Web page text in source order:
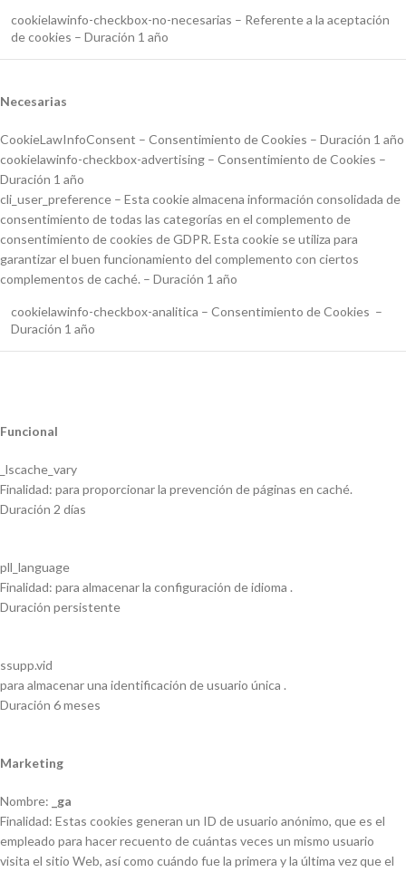
cookielawinfo-checkbox-no-necesarias – Referente a la aceptación
de cookies – Duración 1 año
Necesarias
CookieLawInfoConsent – Consentimiento de Cookies – Duración 1 año
cookielawinfo-checkbox-advertising – Consentimiento de Cookies –
Duración 1 año
cli_user_preference – Esta cookie almacena información consolidada de
consentimiento de todas las categorías en el complemento de
consentimiento de cookies de GDPR. Esta cookie se utiliza para
garantizar el buen funcionamiento del complemento con ciertos
complementos de caché. – Duración 1 año
cookielawinfo-checkbox-analitica – Consentimiento de Cookies –
Duración 1 año
Funcional
_lscache_vary
Finalidad: para proporcionar la prevención de páginas en caché.
Duración 2 días
pll_language
Finalidad: para almacenar la configuración de idioma .
Duración persistente
ssupp.vid
para almacenar una identificación de usuario única .
Duración 6 meses
Marketing
Nombre:
_ga
Finalidad: Estas cookies generan un ID de usuario anónimo, que es el
empleado para hacer recuento de cuántas veces un mismo usuario
visita el sitio Web, así como cuándo fue la primera y la última vez que el